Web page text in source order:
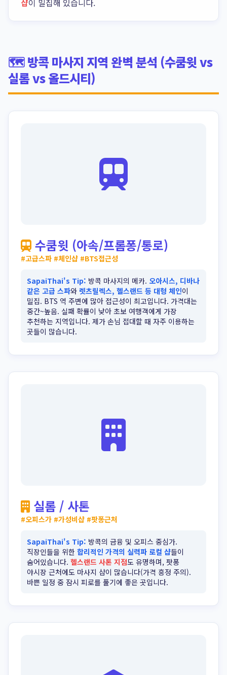
샵이 밀집해 있습니다.
🗺️ 방콕 마사지 지역 완벽 분석 (수쿰윗 vs
실롬 vs 올드시티)
수쿰윗 (아속/프롬퐁/통로)
수쿰윗 (아속/프롬퐁/통로)
#고급스파 #체인샵 #BTS접근성
SapaiThai's Tip: 방콕 마사지의 메카. 오아시스, 디바나
같은 고급 스파와 렛츠릴렉스, 헬스랜드 등 대형 체인이
밀집. BTS 역 주변에 많아 접근성이 최고입니다. 가격대는
중간~높음. 실패 확률이 낮아 초보 여행객에게 가장
추천하는 지역입니다. 제가 손님 접대할 때 자주 이용하는
곳들이 많습니다.
실롬 / 사톤
실롬 / 사톤
#오피스가 #가성비샵 #팟퐁근처
SapaiThai's Tip: 방콕의 금융 및 오피스 중심가.
직장인들을 위한 합리적인 가격의 실력파 로컬 샵들이
숨어있습니다. 헬스랜드 사톤 지점도 유명하며, 팟퐁
야시장 근처에도 마사지 샵이 많습니다(가격 흥정 주의).
바쁜 일정 중 잠시 피로를 풀기에 좋은 곳입니다.